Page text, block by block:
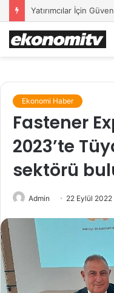
Yatırımcılar İçin
Ekonomi Haber
Fastener
2023’te
sektörü
Admin 22 Eylül 2022